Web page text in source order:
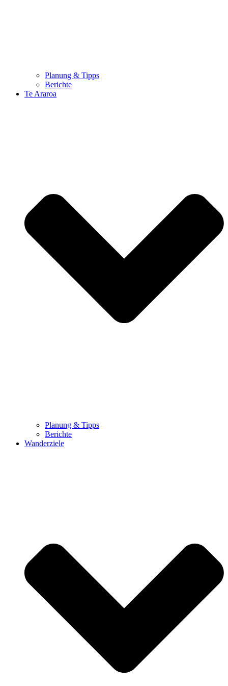
Planung & Tipps
Berichte
Te Araroa
Planung & Tipps
Berichte
Wanderziele